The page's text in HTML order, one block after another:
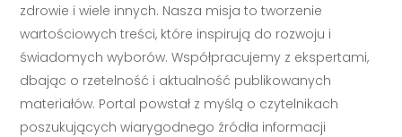
zdrowie i wiele innych. Nasza misja to tworzenie
wartościowych treści, które inspirują do rozwoju i
świadomych wyborów. Współpracujemy z ekspertami,
dbając o rzetelność i aktualność publikowanych
materiałów. Portal powstał z myślą o czytelnikach
poszukujących wiarygodnego źródła informacji